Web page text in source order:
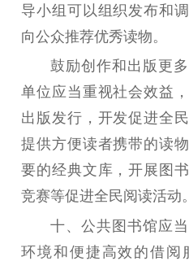
导小组可以组织发布和
向公众推荐优秀读物。
鼓励创作和出版更
单位应当重视社会效益
出版发行，开发促进全
提供方便读者携带的读
要的经典文库，开展图
竞赛等促进全民阅读活动。
十、 公共图书馆应
环境和便捷高效的借阅